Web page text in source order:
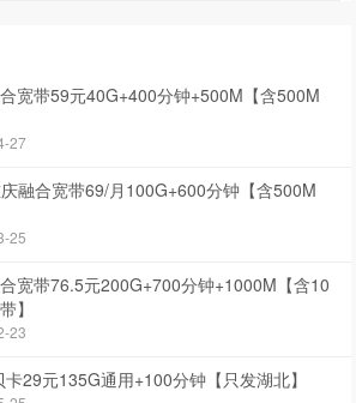
合宽带59元40G+400分钟+500M【含500M
27
融合宽带69/月100G+600分钟【含500M
25
宽带76.5元200G+700分钟+1000M【含10
】
23
29元135G通用+100分钟【只发湖北】